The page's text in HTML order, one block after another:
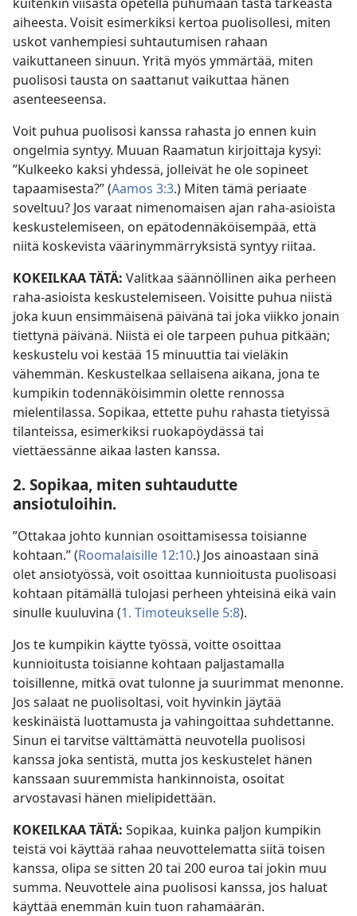
aiheesta. Voisit esimerkiksi kertoa puolisollesi, miten
uskot vanhempiesi suhtautumisen rahaan
vaikuttaneen sinuun. Yritä myös ymmärtää, miten
puolisosi tausta on saattanut vaikuttaa hänen
asenteeseensa.
Voit puhua puolisosi kanssa rahasta jo ennen kuin
ongelmia syntyy. Muuan Raamatun kirjoittaja kysyi:
”Kulkeeko kaksi yhdessä, jolleivät he ole sopineet
tapaamisesta?” (Aamos 3:3.) Miten tämä periaate
soveltuu? Jos varaat nimenomaisen ajan raha-asioista
keskustelemiseen, on epätodennäköisempää, että
niitä koskevista väärinymmärryksistä syntyy riitaa.
KOKEILKAA TÄTÄ: Valitkaa säännöllinen aika perheen
raha-asioista keskustelemiseen. Voisitte puhua niistä
joka kuun ensimmäisenä päivänä tai joka viikko jonain
tiettynä päivänä. Niistä ei ole tarpeen puhua pitkään;
keskustelu voi kestää 15 minuuttia tai vieläkin
vähemmän. Keskustelkaa sellaisena aikana, jona te
kumpikin todennäköisimmin olette rennossa
mielentilassa. Sopikaa, ettette puhu rahasta tietyissä
tilanteissa, esimerkiksi ruokapöydässä tai
viettäessänne aikaa lasten kanssa.
2. Sopikaa, miten suhtaudutte
ansiotuloihin.
”Ottakaa johto kunnian osoittamisessa toisianne
kohtaan.” (Roomalaisille 12:10.) Jos ainoastaan sinä
olet ansiotyössä, voit osoittaa kunnioitusta puolisoasi
kohtaan pitämällä tulojasi perheen yhteisinä eikä vain
sinulle kuuluvina (1. Timoteukselle 5:8).
Jos te kumpikin käytte työssä, voitte osoittaa
kunnioitusta toisianne kohtaan paljastamalla
toisillenne, mitkä ovat tulonne ja suurimmat menonne.
Jos salaat ne puolisoltasi, voit hyvinkin jäytää
keskinäistä luottamusta ja vahingoittaa suhdettanne.
Sinun ei tarvitse välttämättä neuvotella puolisosi
kanssa joka sentistä, mutta jos keskustelet hänen
kanssaan suuremmista hankinnoista, osoitat
arvostavasi hänen mielipidettään.
KOKEILKAA TÄTÄ: Sopikaa, kuinka paljon kumpikin
teistä voi käyttää rahaa neuvottelematta siitä toisen
kanssa, olipa se sitten 20 tai 200 euroa tai jokin muu
summa. Neuvottele aina puolisosi kanssa, jos haluat
käyttää enemmän kuin tuon rahamäärän.